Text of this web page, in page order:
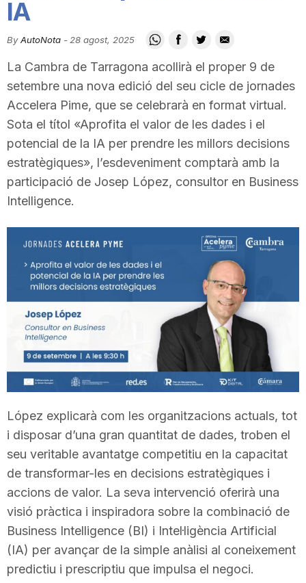
i
t
a
t
e
T
a
r
a
IA
By AutoNota - 28 agost, 2025
La Cambra de Tarragona acollirà el proper 9 de
setembre una nova edició del seu cicle de jornades
Accelera Pime, que se celebrarà en format virtual.
Sota el títol «Aprofita el valor de les dades i el
potencial de la IA per prendre les millors decisions
estratègiques», l’esdeveniment comptarà amb la
participació de Josep López, consultor en Business
Intelligence.
López explicarà com les organitzacions actuals, tot
i disposar d’una gran quantitat de dades, troben el
seu veritable avantatge competitiu en la capacitat
de transformar-les en decisions estratègiques i
accions de valor. La seva intervenció oferirà una
visió pràctica i inspiradora sobre la combinació de
Business Intelligence (BI) i Intel·ligència Artificial
(IA) per avançar de la simple anàlisi al coneixement
predictiu i prescriptiu que impulsa el negoci.